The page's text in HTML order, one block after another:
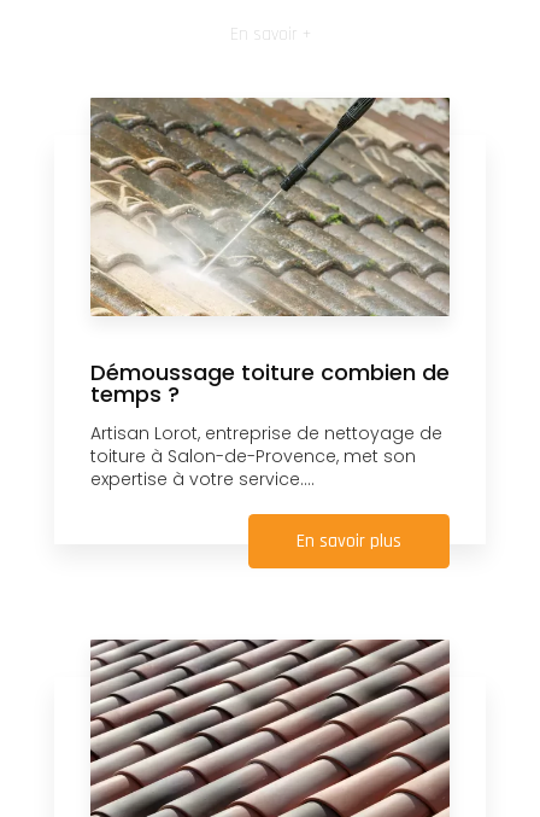
En savoir +
Démoussage toiture combien de
temps ?
Artisan Lorot, entreprise de nettoyage de
toiture à Salon-de-Provence, met son
expertise à votre service....
En savoir plus